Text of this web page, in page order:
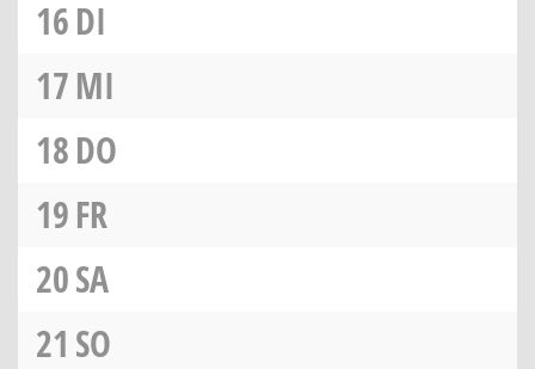
16DI
17MI
18DO
19FR
20SA
21 SO